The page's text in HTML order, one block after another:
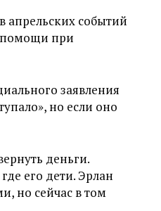
событий
помощи при
заявления
но если оно
деньги.
его дети. Эрлан
но сейчас в том